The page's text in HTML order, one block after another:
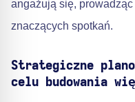
angażują się,
znaczących spotkań.
Strategiczne
celu budowania